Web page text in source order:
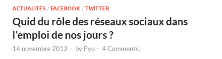
ACTUALITÉS / FACEBOOK / TWITTER
Quid du rôle des réseaux sociaux dans
l’emploi de nos jours ?
14 novembre 2012 - by Pyo - 4 Comments.